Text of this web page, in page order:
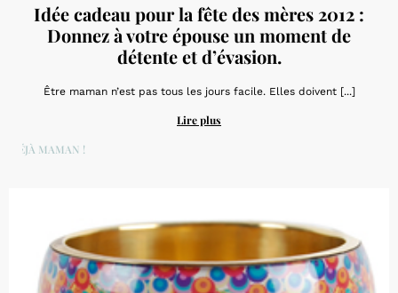
Idée cadeau pour la fête des mères 2012 :
Donnez à votre épouse un moment de
détente et d’évasion.
Être maman n’est pas tous les jours facile. Elles doivent [...]
Lire plus
DÉJÀ MAMAN !